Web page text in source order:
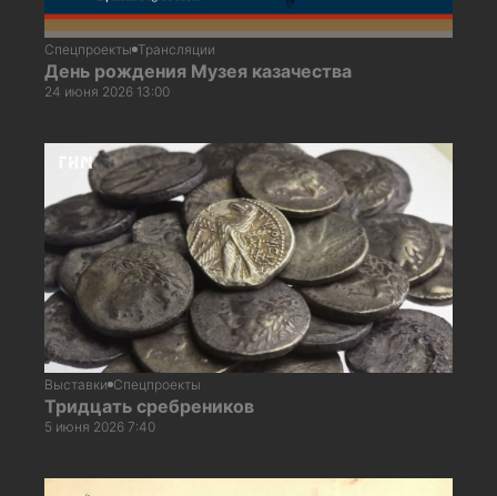
Спецпроекты Трансляции
День рождения Музея казачества
24 июня 2026 13:00
Выставки Спецпроекты
Тридцать сребреников
5 июня 2026 7:40